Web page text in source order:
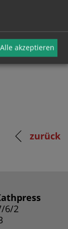
zurück
6/2
Alle akzeptieren